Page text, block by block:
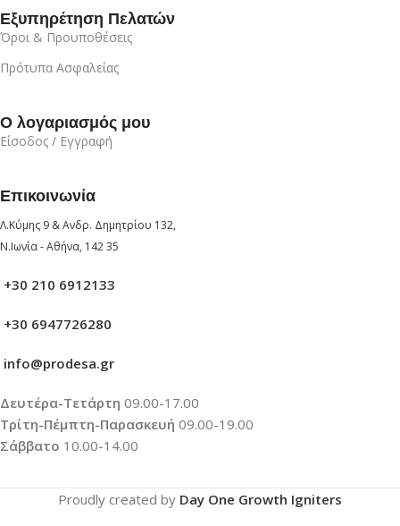
Εξυπηρέτηση Πελατών
Όροι & Προυποθέσεις
Πρότυπα Ασφαλείας
Ο λογαριασμός μου
Είσοδος / Εγγραφή
Επικοινωνία
Λ.Κύμης 9 & Ανδρ. Δημητρίου 132,
Ν.Ιωνία - Αθήνα, 142 35
+30 210 6912133
+30 6947726280
info@prodesa.gr
Δευτέρα-Τετάρτη 09.00-17.00
Τρίτη-Πέμπτη-Παρασκευή 09.00-19.00
Σάββατο 10.00-14.00
Proudly created by Day One Growth Igniters